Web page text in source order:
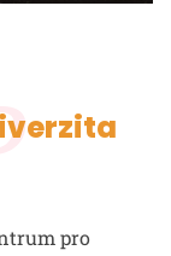
pro